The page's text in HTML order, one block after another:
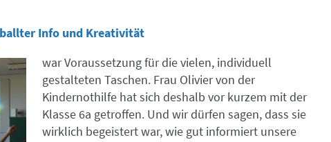
Info und Kreativität
war Voraussetzung für die vielen, individuell
gestalteten Taschen. Frau Olivier von der
Kindernothilfe hat sich deshalb vor kurzem mit der
Klasse 6a getroffen. Und wir dürfen sagen, dass sie
wirklich begeistert war, wie gut informiert unsere